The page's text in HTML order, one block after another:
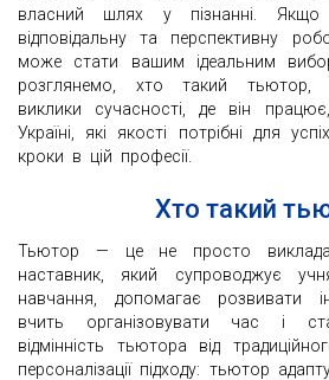
власний шлях у пізнанні. Якщо
відповідальну та перспективну
може стати вашим ідеальним
розглянемо, хто такий тьютор,
виклики сучасності, де він
Україні, які якості потрібні для
кроки в цій професії.
Хто такий
Тьютор — це не просто
наставник, який супроводжує
навчання, допомагає розвивати
вчить організовувати час і
відмінність тьютора від
персоналізації підходу: тьютор